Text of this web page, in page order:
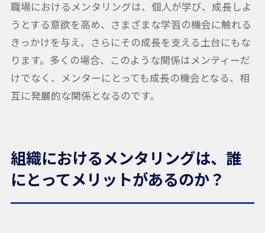
職場におけるメンタリングは、個人が学び、成長しよ
うとする意欲を高め、さまざまな学習の機会に触れる
きっかけを与え、さらにその成長を支える土台にもな
ります。多くの場合、このような関係はメンティーだ
けでなく、メンターにとっても成長の機会となる、相
互に発展的な関係となるのです。
組織におけるメンタリングは、誰
にとってメリットがあるのか？